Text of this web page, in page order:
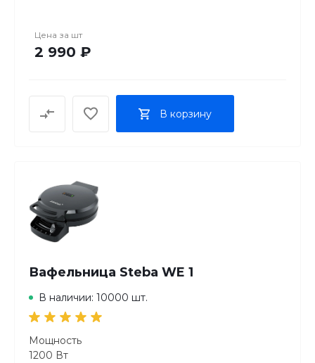
Контрольная лампа питания Да
Контрольная лампа нагрева Да
Вертикальное хранение
Материал корпуса Пластик/Нержавеющая сталь
Нескользящие ножки Да
Цена за шт
2 990 ₽
В корзину
Вафельница Steba WE 1
В наличии: 10000 шт.
Мощность
1200 Вт